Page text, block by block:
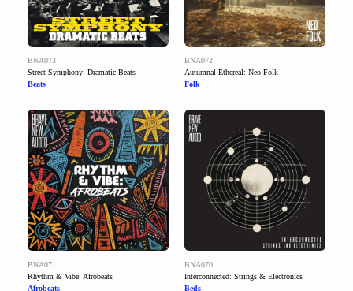
BNA073
Street Symphony: Dramatic Beats
Beats
BNA072
Autumnal Ethereal: Neo Folk
Folk
BNA071
Rhythm & Vibe: Afrobeats
Afrobeats
BNA070
Interconnected: Strings & Electronics
Beds